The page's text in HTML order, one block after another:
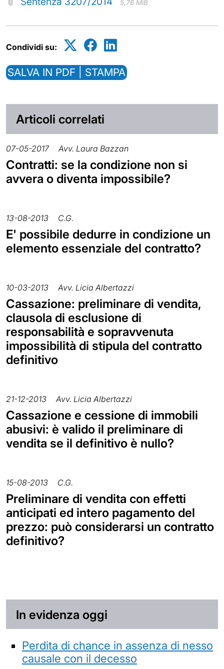
5,76 MiB
Condividi su:
SALVA IN PDF | STAMPA
Articoli correlati
07-05-2017 Avv. Laura Bazzan
Contratti: se la condizione non si
avvera o diventa impossibile?
13-08-2013 C.G.
E' possibile dedurre in condizione un
elemento essenziale del contratto?
10-03-2013 Avv. Licia Albertazzi
Cassazione: preliminare di vendita,
clausola di esclusione di
responsabilità e sopravvenuta
impossibilità di stipula del contratto
definitivo
21-12-2013 Avv. Licia Albertazzi
Cassazione e cessione di immobili
abusivi: è valido il preliminare di
vendita se il definitivo è nullo?
15-08-2013 C.G.
Preliminare di vendita con effetti
anticipati ed intero pagamento del
prezzo: può considerarsi un contratto
definitivo?
In evidenza oggi
Perdita di chance in assenza di nesso
causale con il decesso